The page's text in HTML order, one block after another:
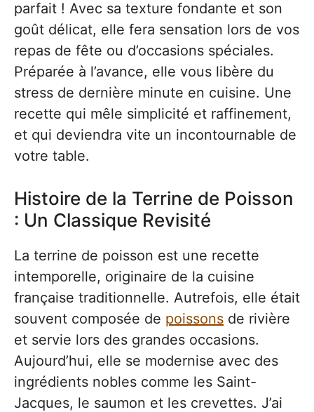
parfait ! Avec sa texture fondante et son
goût délicat, elle fera sensation lors de vos
repas de fête ou d’occasions spéciales.
Préparée à l’avance, elle vous libère du
stress de dernière minute en cuisine. Une
recette qui mêle simplicité et raffinement,
et qui deviendra vite un incontournable de
votre table.
Histoire de la Terrine de Poisson
: Un Classique Revisité
La terrine de poisson est une recette
intemporelle, originaire de la cuisine
française traditionnelle. Autrefois, elle était
souvent composée de poissons de rivière
et servie lors des grandes occasions.
Aujourd’hui, elle se modernise avec des
ingrédients nobles comme les Saint-
Jacques, le saumon et les crevettes. J’ai